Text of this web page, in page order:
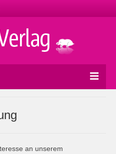
an unserem